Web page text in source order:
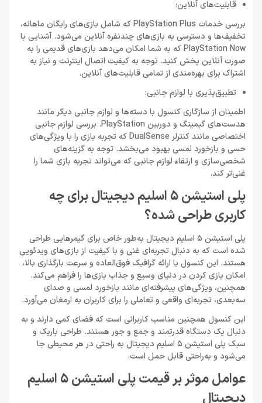
قابلیت‌های آنلاین:
بررسی خدمات PlayStation Plus که شامل بازی‌های رایگان ماهانه،
تخفیف‌ها و دسترسی به بازی‌های چندنفره آنلاین می‌شود. آشنایی با
PlayStation Now که به شما امکان می‌دهد بازی‌های قدیمی را به
صورت آنلاین پخش کنید. توجه به کیفیت اتصال اینترنت و نیاز به
اشتراک برای بهره‌مندی از تمامی قابلیت‌های آنلاین.
تطبیق‌پذیری با لوازم جانبی:
اطمینان از سازگاری کنسول با دسته‌ها و لوازم جانبی دیگر مانند
هدست‌های گیمینگ و دوربین PlayStation. بررسی لوازم جانبی
اختصاصی مانند کنترلر DualSense که تجربه بازی را با ویژگی‌های
حسی و بازخورد لمسی بهبود می‌بخشد. توجه به گزینه‌های
شخصی‌سازی و ارتقاء لوازم جانبی که می‌تواند تجربه بازی شما را
غنی‌تر کند.
پلی استیشن 5 اسلیم دیجیتال برای چه
کاربری طراحی شده؟
پلی استیشن 5 اسلیم دیجیتال به‌طور خاص برای گیمرهایی طراحی
شده است که به دنبال تجربه‌ای غنی و با کیفیت از بازی‌های ویدئویی
هستند. این کنسول با ارائه گرافیک فوق‌العاده و سرعت بارگذاری بالا،
امکان بازی کردن در دنیای وسیع و جذاب بازی‌ها را فراهم می‌کند.
همچنین، ویژگی‌های پیشرفته‌ای مانند بازخورد لمسی و صدای
سه‌بعدی، تجربه‌ای واقعی و تعاملی را برای کاربران به ارمغان می‌آورد.
این کنسول همچنین مناسب کاربرانی است که فضای کمی دارند و به
دنبال یک دستگاه قدرتمند و جمع و جور هستند. طراحی باریک و
سبک پلی استیشن 5 اسلیم دیجیتال به راحتی در هر محیطی جا
می‌شود و به‌راحتی قابل حمل است.
عوامل موثر بر قیمت پلی استیشن 5 اسلیم
دیجیتال